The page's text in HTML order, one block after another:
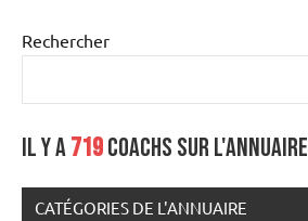
Rechercher
Il y a719coachs sur l'annuaire
CATÉGORIES DE L'ANNUAIRE